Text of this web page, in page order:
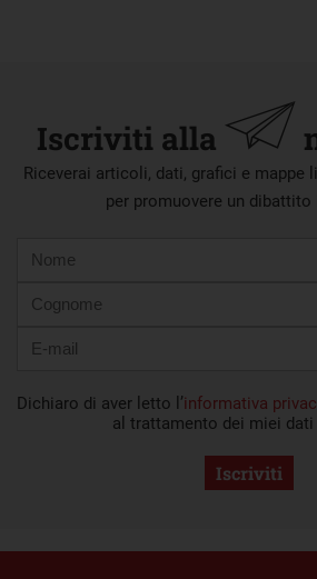
Iscriviti alla
Riceverai articoli, dati, grafici e mappe
per promuovere un
mail
Dichiaro di aver letto l’informativa
al trattamento dei miei dati
Iscriviti